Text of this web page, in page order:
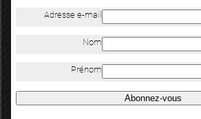
Adresse e-mail
Nom
Prénom
Abonnez-vous